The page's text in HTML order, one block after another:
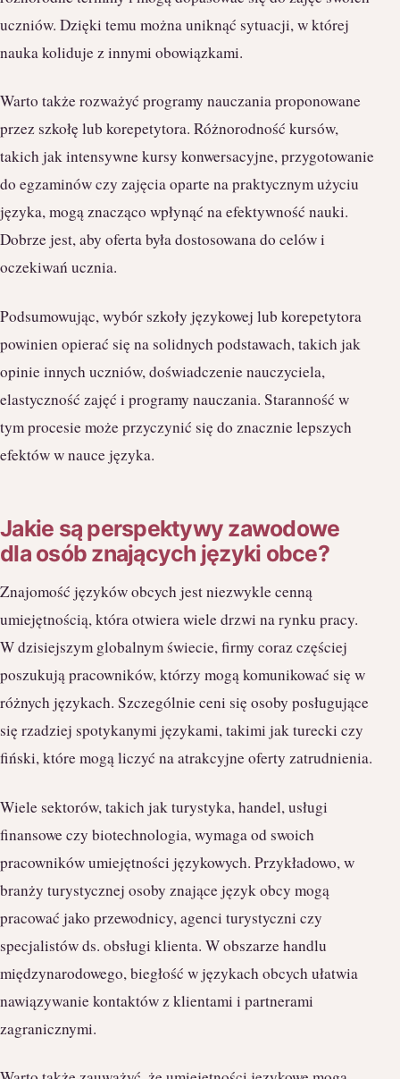
uczniów. Dzięki temu można uniknąć sytuacji, w której
nauka koliduje z innymi obowiązkami.
Warto także rozważyć programy nauczania proponowane
przez szkołę lub korepetytora. Różnorodność kursów,
takich jak intensywne kursy konwersacyjne, przygotowanie
do egzaminów czy zajęcia oparte na praktycznym użyciu
języka, mogą znacząco wpłynąć na efektywność nauki.
Dobrze jest, aby oferta była dostosowana do celów i
oczekiwań ucznia.
Podsumowując, wybór szkoły językowej lub korepetytora
powinien opierać się na solidnych podstawach, takich jak
opinie innych uczniów, doświadczenie nauczyciela,
elastyczność zajęć i programy nauczania. Staranność w
tym procesie może przyczynić się do znacznie lepszych
efektów w nauce języka.
Jakie są perspektywy zawodowe
dla osób znających języki obce?
Znajomość języków obcych jest niezwykle cenną
umiejętnością, która otwiera wiele drzwi na rynku pracy.
W dzisiejszym globalnym świecie, firmy coraz częściej
poszukują pracowników, którzy mogą komunikować się w
różnych językach. Szczególnie ceni się osoby posługujące
się rzadziej spotykanymi językami, takimi jak turecki czy
fiński, które mogą liczyć na atrakcyjne oferty zatrudnienia.
Wiele sektorów, takich jak turystyka, handel, usługi
finansowe czy biotechnologia, wymaga od swoich
pracowników umiejętności językowych. Przykładowo, w
branży turystycznej osoby znające język obcy mogą
pracować jako przewodnicy, agenci turystyczni czy
specjalistów ds. obsługi klienta. W obszarze handlu
międzynarodowego, biegłość w językach obcych ułatwia
nawiązywanie kontaktów z klientami i partnerami
zagranicznymi.